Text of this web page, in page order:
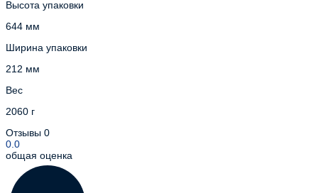
Высота упаковки
644 мм
Ширина упаковки
212 мм
Вес
2060 г
Отзывы 0
0.0
общая оценка